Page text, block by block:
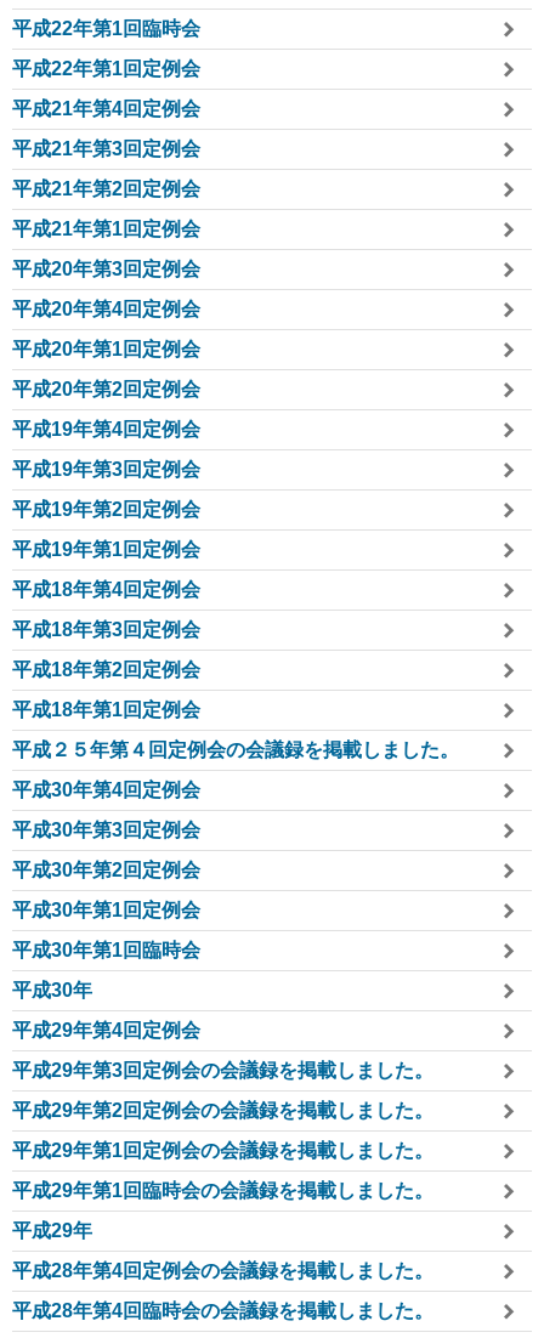
平成22年第1回臨時会
平成22年第1回定例会
平成21年第4回定例会
平成21年第3回定例会
平成21年第2回定例会
平成21年第1回定例会
平成20年第3回定例会
平成20年第4回定例会
平成20年第1回定例会
平成20年第2回定例会
平成19年第4回定例会
平成19年第3回定例会
平成19年第2回定例会
平成19年第1回定例会
平成18年第4回定例会
平成18年第3回定例会
平成18年第2回定例会
平成18年第1回定例会
平成２５年第４回定例会の会議録を掲載しました。
平成30年第4回定例会
平成30年第3回定例会
平成30年第2回定例会
平成30年第1回定例会
平成30年第1回臨時会
平成30年
平成29年第4回定例会
平成29年第3回定例会の会議録を掲載しました。
平成29年第2回定例会の会議録を掲載しました。
平成29年第1回定例会の会議録を掲載しました。
平成29年第1回臨時会の会議録を掲載しました。
平成29年
平成28年第4回定例会の会議録を掲載しました。
平成28年第4回臨時会の会議録を掲載しました。